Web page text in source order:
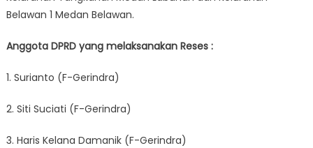
Belawan 1 Medan Belawan.
Anggota DPRD yang melaksanakan Reses :
1. Surianto (F-Gerindra)
2. Siti Suciati (F-Gerindra)
3. Haris Kelana Damanik (F-Gerindra)